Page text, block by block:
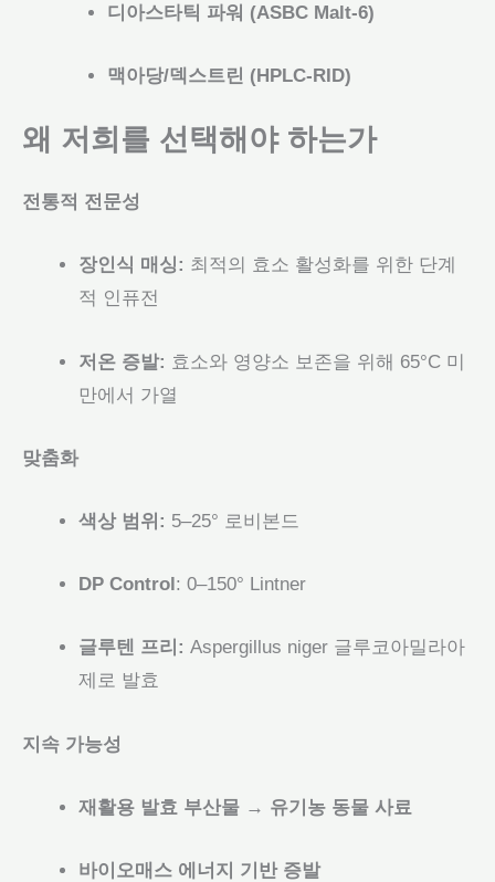
디아스타틱 파워 (ASBC Malt-6)
맥아당/덱스트린 (HPLC-RID)
왜 저희를 선택해야 하는가
전통적 전문성
장인식 매싱: 최적의 효소 활성화를 위한 단계
적 인퓨전
저온 증발: 효소와 영양소 보존을 위해 65°C 미
만에서 가열
맞춤화
색상 범위: 5–25° 로비본드
DP Control: 0–150° Lintner
글루텐 프리: Aspergillus niger 글루코아밀라아
제로 발효
지속 가능성
재활용 발효 부산물 → 유기농 동물 사료
바이오매스 에너지 기반 증발